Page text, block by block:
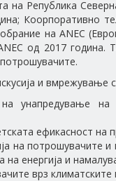
на Република
Коорпоративно
на ANEC
од 2017 година.
и вмрежување
унапредување на
ефикасност на
на потрошувачите и
на енергија и
врз